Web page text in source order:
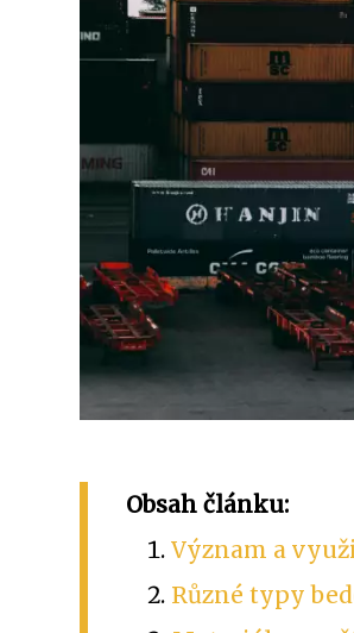
Obsah článku:
Význam a
Různé typy